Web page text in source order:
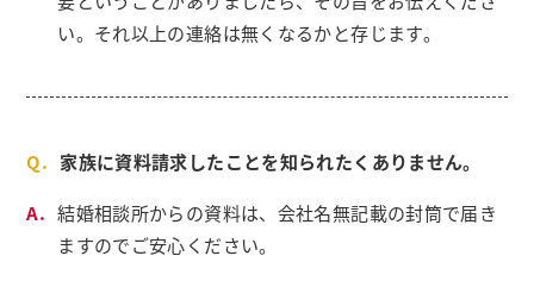
い。それ以上の連絡は無くなるかと存じます。
家族に資料請求したことを知られたくありません。
結婚相談所からの資料は、会社名無記載の封筒で届き
ますのでご安心ください。